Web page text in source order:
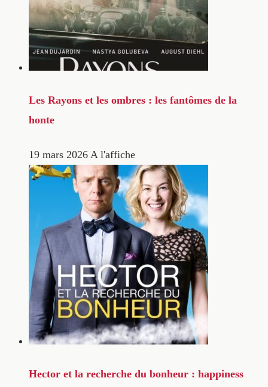
Les Rayons et les ombres : les fantômes de la
honte
19 mars 2026 A l'affiche
Hector et la recherche du bonheur : happiness